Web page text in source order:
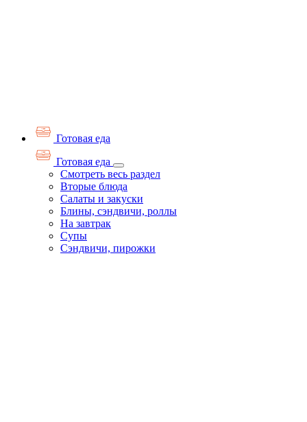
Готовая еда
Готовая еда
Смотреть весь раздел
Вторые блюда
Салаты и закуски
Блины, сэндвичи, роллы
На завтрак
Супы
Сэндвичи, пирожки